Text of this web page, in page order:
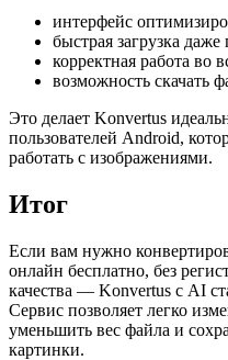
интерфейс
быстрая загрузка
корректная работа во
возможность скачать
Это делает Konvertus
пользователей Android,
работать с изображениями.
Итог
Если вам нужно
онлайн бесплатно, без
качества — Konvertus с AI
Сервис позволяет легко
уменьшить вес файла и
картинки.